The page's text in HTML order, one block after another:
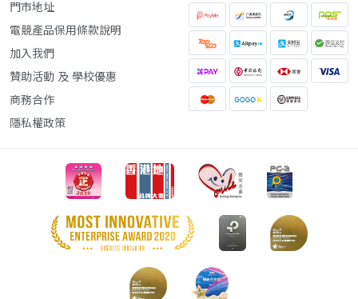
門市地址
電競產品保用條款說明
加入我們
贊助活動 及 學校優惠
商務合作
隱私權政策